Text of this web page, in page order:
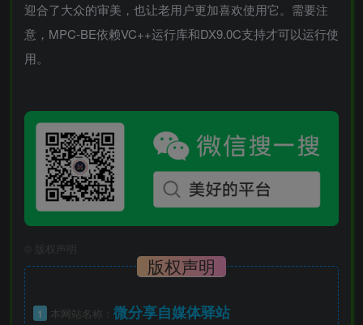
迎合了大众的审美，也让老用户更加喜欢使用它。需要注
意，MPC-BE依赖VC++运行库和DX9.0C支持才可以运行使
用。
版权声明
版权声明
1 本网站名称： 微分享自媒体驿站